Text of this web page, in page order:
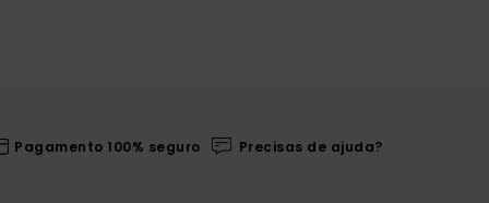
Pagamento 100% seguro Precisas de ajuda?